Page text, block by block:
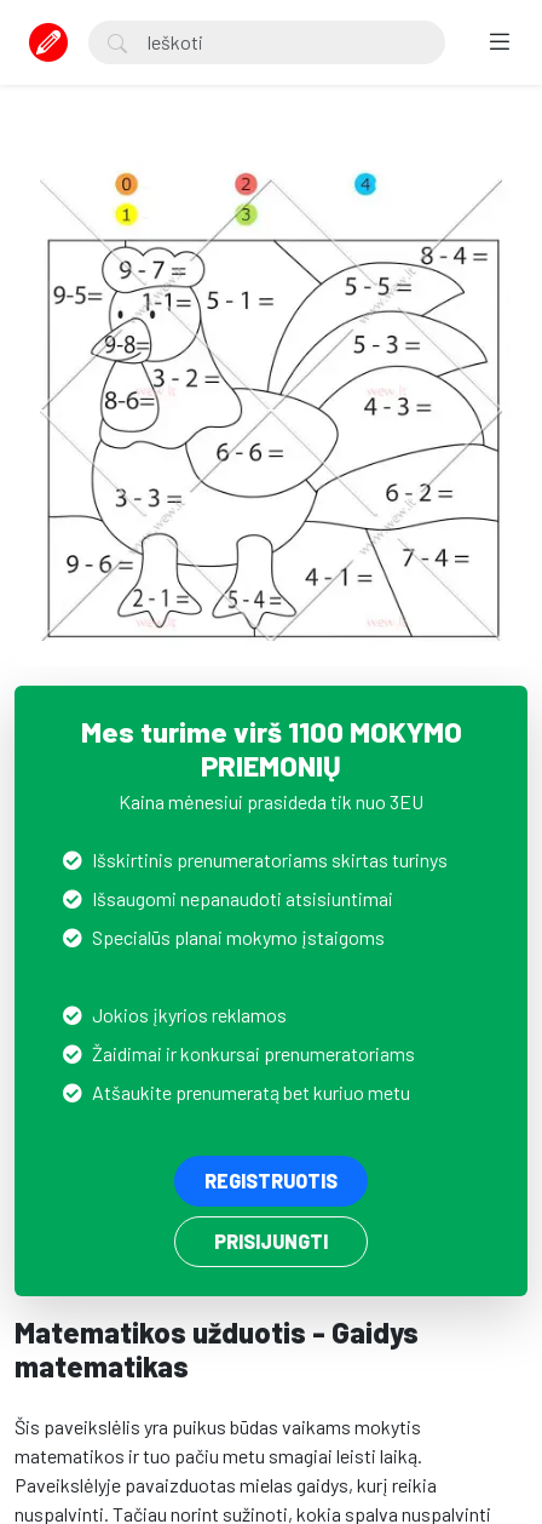
Mes turime virš 1100 MOKYMO
PRIEMONIŲ
Kaina mėnesiui prasideda tik nuo 3EU
Išskirtinis prenumeratoriams skirtas turinys
Išsaugomi nepanaudoti atsisiuntimai
Specialūs planai mokymo įstaigoms
Jokios įkyrios reklamos
Žaidimai ir konkursai prenumeratoriams
Atšaukite prenumeratą bet kuriuo metu
REGISTRUOTIS
PRISIJUNGTI
Matematikos užduotis - Gaidys
matematikas
Šis paveikslėlis yra puikus būdas vaikams mokytis
matematikos ir tuo pačiu metu smagiai leisti laiką.
Paveikslėlyje pavaizduotas mielas gaidys, kurį reikia
nuspalvinti. Tačiau norint sužinoti, kokia spalva nuspalvinti